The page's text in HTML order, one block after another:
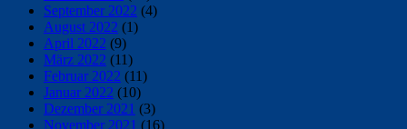
September 2022 (4)
August 2022 (1)
April 2022 (9)
März 2022 (11)
Februar 2022 (11)
Januar 2022 (10)
Dezember 2021 (3)
November 2021 (16)